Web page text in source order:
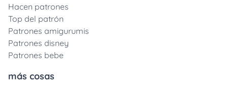
Hacen patrones
Top del patrón
Patrones amigurumis
Patrones disney
Patrones bebe
más cosas